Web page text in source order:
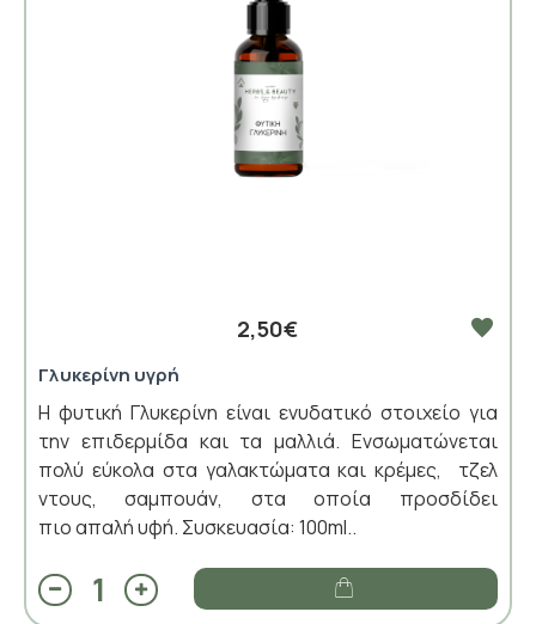
2,50€
Γλυκερίνη υγρή
Η φυτική Γλυκερίνη είναι ενυδατικό στοιχείο για
την επιδερμίδα και τα μαλλιά. Ενσωματώνεται
πολύ εύκολα στα γαλακτώματα και κρέμες, τζελ
ντους, σαμπουάν, στα οποία προσδίδει
πιο απαλή υφή. Συσκευασία: 100ml..